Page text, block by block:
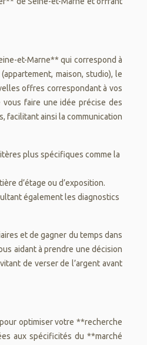
et-Marne** qui correspond à
maison, studio), le
offres correspondant à vos
faire une idée précise des
facilitant ainsi la communication
plus spécifiques comme la
d’étage ou d’exposition.
également les diagnostics
et de gagner du temps dans
aidant à prendre une décision
de verser de l’argent avant
optimiser votre **recherche
aux spécificités du **marché